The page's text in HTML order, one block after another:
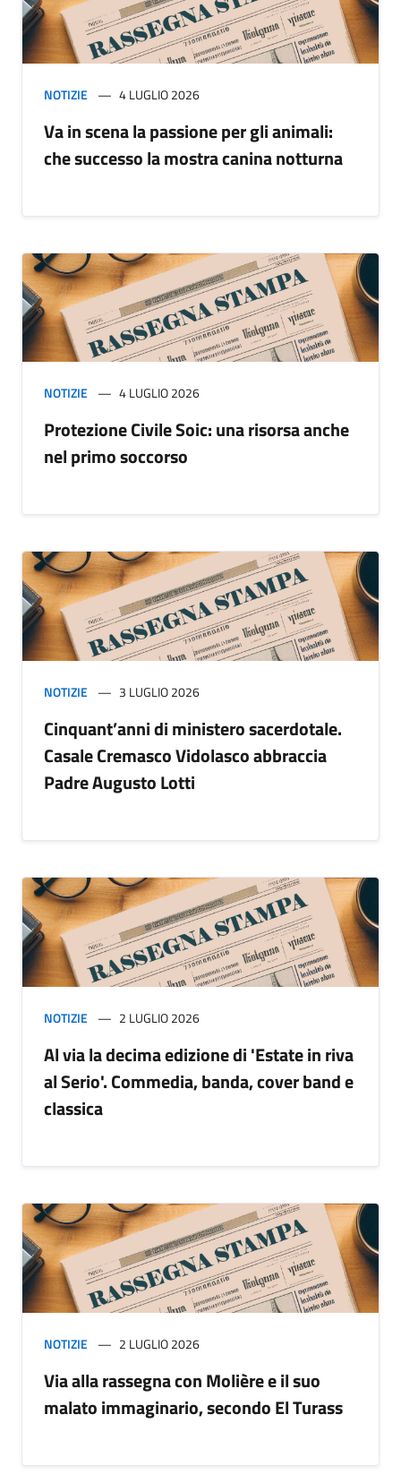
NOTIZIE 4 LUGLIO 2026
Va in scena la passione per gli animali:
che successo la mostra canina notturna
NOTIZIE 4 LUGLIO 2026
Protezione Civile Soic: una risorsa anche
nel primo soccorso
NOTIZIE 3 LUGLIO 2026
Cinquant’anni di ministero sacerdotale.
Casale Cremasco Vidolasco abbraccia
Padre Augusto Lotti
NOTIZIE 2 LUGLIO 2026
Al via la decima edizione di 'Estate in riva
al Serio'. Commedia, banda, cover band e
classica
NOTIZIE 2 LUGLIO 2026
Via alla rassegna con Molière e il suo
malato immaginario, secondo El Turass